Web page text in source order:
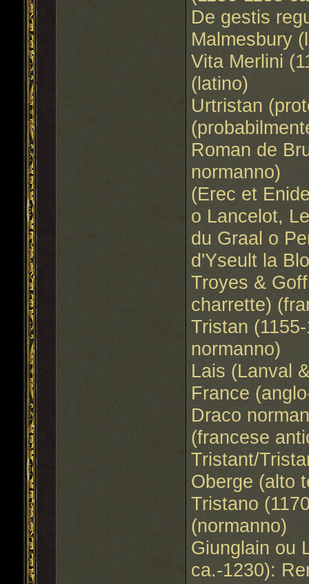
De gestis
Malmesbury
Vita Merlini
(latino)
Urtristan
Roman de
normanno)
(Erec et
o Lancelot,
du Graal o
d'Yseult la
Troyes &
charrette)
Tristan
normanno)
Lais (Lanval
France
Draco
(francese
Tristant/
Oberge (alto
Tristano
(normanno)
Giunglain ou
ca.-1230):